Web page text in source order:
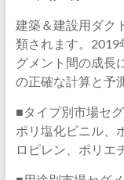
建築＆建設用ダク
類されます。2019
グメント間の成長
の正確な計算と予
■タイプ別市場セ
ポリ塩化ビニル、
ロピレン、ポリエ